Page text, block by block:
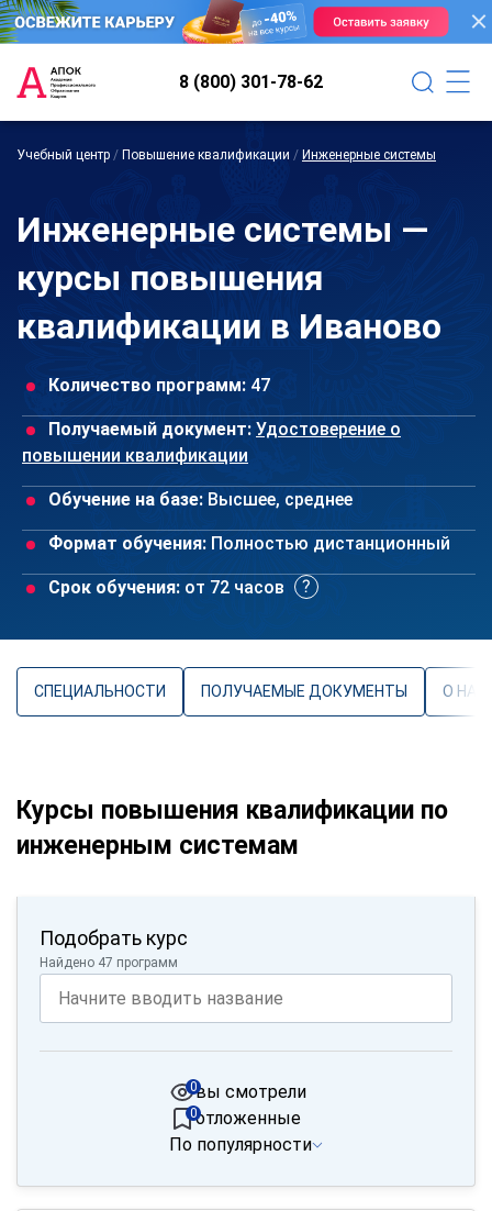
8 (800) 301-78-62
Учебный центр / Повышение квалификации / Инженерные системы
Инженерные системы —
курсы повышения
квалификации в Иваново
Количество программ: 47
Получаемый документ: Удостоверение о
повышении квалификации
Обучение на базе: Высшее, среднее
Формат обучения: Полностью дистанционный
Срок обучения: от 72 часов
СПЕЦИАЛЬНОСТИ ПОЛУЧАЕМЫЕ ДОКУМЕНТЫ О
Курсы повышения квалификации по
инженерным системам
Подобрать курс
Найдено 47 программ
вы смотрели
0
отложенные
0
По популярности